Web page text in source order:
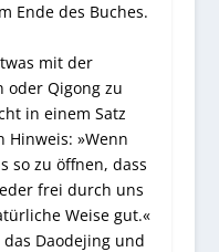
Ende des Buches.
mit der
oder Qigong zu
in einem Satz
Hinweis: »Wenn
so zu öffnen, dass
frei durch uns
Weise gut.«
Daodejing und